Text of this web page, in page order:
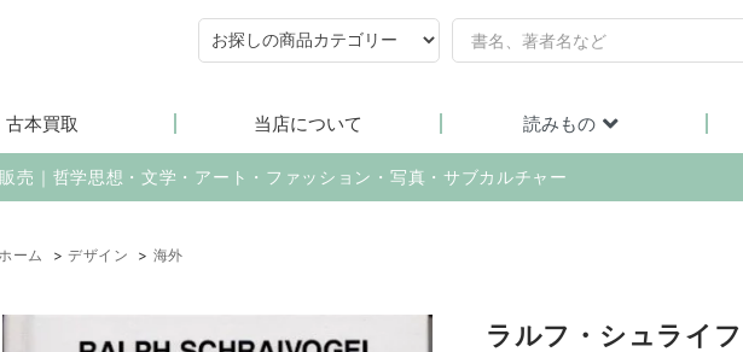
古本買取 当店について 読みもの
売｜哲学思想・文学・アート・ファッション・写真・サブカルチャー
ーム > デザイン > 海外
ラルフ・シュライ